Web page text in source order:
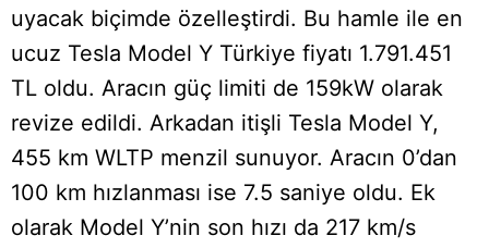
uyacak biçimde özelleştirdi. Bu hamle ile en
ucuz Tesla Model Y Türkiye fiyatı 1.791.451
TL oldu. Aracın güç limiti de 159kW olarak
revize edildi. Arkadan itişli Tesla Model Y,
455 km WLTP menzil sunuyor. Aracın 0’dan
100 km hızlanması ise 7.5 saniye oldu. Ek
olarak Model Y’nin son hızı da 217 km/s